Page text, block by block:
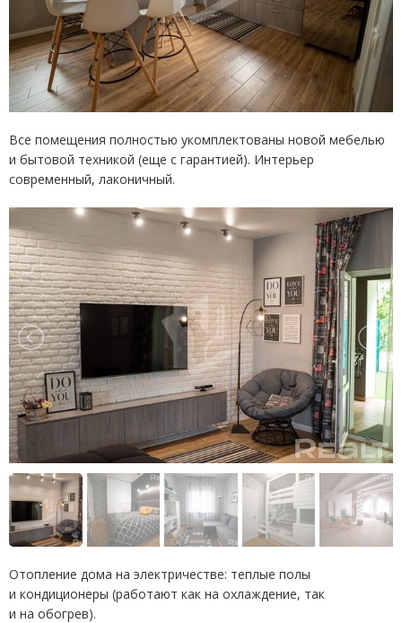
Все помещения полностью укомплектованы новой мебелью
и бытовой техникой (еще с гарантией). Интерьер
современный, лаконичный.
Отопление дома на электричестве: теплые полы
и кондиционеры (работают как на охлаждение, так
и на обогрев).